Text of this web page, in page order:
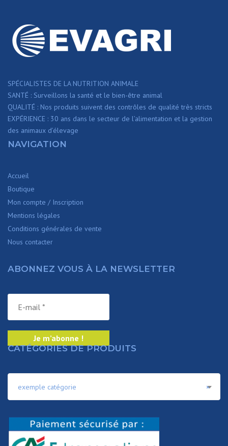
SPÉCIALISTES DE LA NUTRITION ANIMALE
SANTÉ : Surveillons la santé et le bien-être animal
QUALITÉ : Nos produits suivent des contrôles de qualité très stricts
EXPÉRIENCE : 30 ans dans le secteur de l’alimentation et la gestion
des animaux d’élevage
NAVIGATION
Accueil
Boutique
Mon compte / Inscription
Mentions légales
Conditions générales de vente
Nous contacter
ABONNEZ VOUS À LA NEWSLETTER
CATÉGORIES DE PRODUITS
×
exemple catégorie